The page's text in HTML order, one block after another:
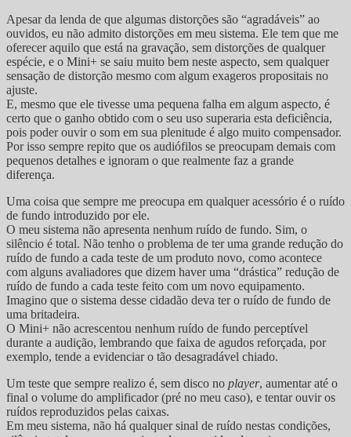
Apesar da lenda de que algumas distorções são “agradáveis” ao
ouvidos, eu não admito distorções em meu sistema. Ele tem que me
oferecer aquilo que está na gravação, sem distorções de qualquer
espécie, e o Mini+ se saiu muito bem neste aspecto, sem qualquer
sensação de distorção mesmo com algum exageros propositais no
ajuste.
E, mesmo que ele tivesse uma pequena falha em algum aspecto, é
certo que o ganho obtido com o seu uso superaria esta deficiência,
pois poder ouvir o som em sua plenitude é algo muito compensador.
Por isso sempre repito que os audiófilos se preocupam demais com
pequenos detalhes e ignoram o que realmente faz a grande
diferença.
Uma coisa que sempre me preocupa em qualquer acessório é o ruído
de fundo introduzido por ele.
O meu sistema não apresenta nenhum ruído de fundo. Sim, o
silêncio é total. Não tenho o problema de ter uma grande redução do
ruído de fundo a cada teste de um produto novo, como acontece
com alguns avaliadores que dizem haver uma “drástica” redução de
ruído de fundo a cada teste feito com um novo equipamento.
Imagino que o sistema desse cidadão deva ter o ruído de fundo de
uma britadeira.
O Mini+ não acrescentou nenhum ruído de fundo perceptível
durante a audição, lembrando que faixa de agudos reforçada, por
exemplo, tende a evidenciar o tão desagradável chiado.
Um teste que sempre realizo é, sem disco no player, aumentar até o
final o volume do amplificador (pré no meu caso), e tentar ouvir os
ruídos reproduzidos pelas caixas.
Em meu sistema, não há qualquer sinal de ruído nestas condições,